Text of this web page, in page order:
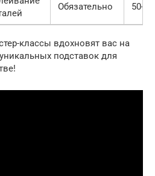
Обязательно 50-
классы вдохновят вас на
подставок для